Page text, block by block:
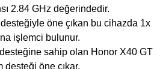
2.84 GHz değerindedir.
öne çıkan bu cihazda 1x
işlemci bulunur.
sahip olan Honor X40 GT
öne çıkar.